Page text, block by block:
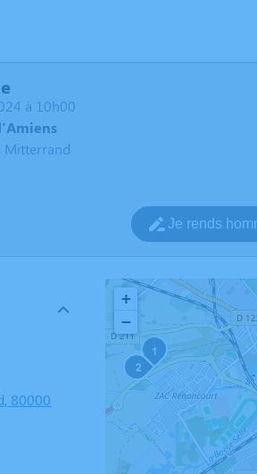
à 10h00
Mitterrand
Je rends
80000
1
2
+
−